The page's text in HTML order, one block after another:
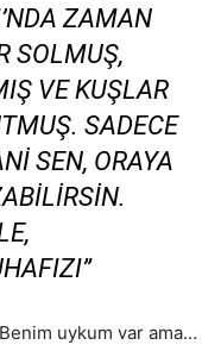
ZAMAN
SOLMUŞ,
VE KUŞLAR
SADECE
SEN, ORAYA
uykum var ama…